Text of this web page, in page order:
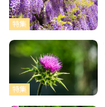
特集
特集